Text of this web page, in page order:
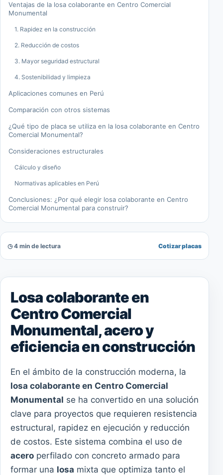
Ventajas de la losa colaborante en Centro Comercial
Monumental
1. Rapidez en la construcción
2. Reducción de costos
3. Mayor seguridad estructural
4. Sostenibilidad y limpieza
Aplicaciones comunes en Perú
Comparación con otros sistemas
¿Qué tipo de placa se utiliza en la losa colaborante en Centro
Comercial Monumental?
Consideraciones estructurales
Cálculo y diseño
Normativas aplicables en Perú
Conclusiones: ¿Por qué elegir losa colaborante en Centro
Comercial Monumental para construir?
◷ 4 min de lectura Cotizar placas
Losa colaborante en
Centro Comercial
Monumental, acero y
eficiencia en construcción
En el ámbito de la construcción moderna, la
losa colaborante en Centro Comercial
Monumental se ha convertido en una solución
clave para proyectos que requieren resistencia
estructural, rapidez en ejecución y reducción
de costos. Este sistema combina el uso de
acero perfilado con concreto armado para
formar una losa mixta que optimiza tanto el